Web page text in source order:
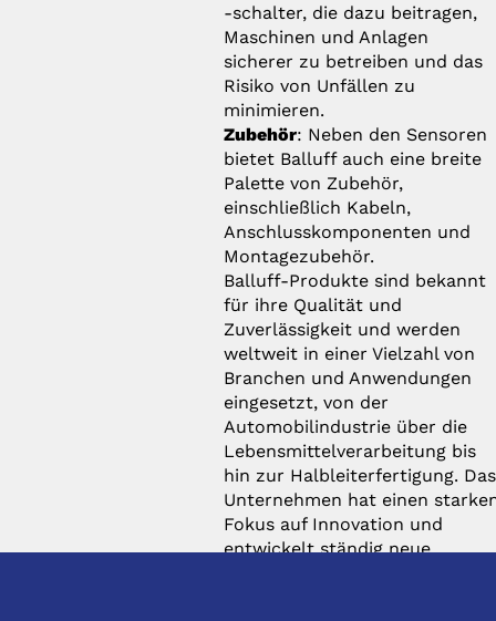
-schalter, die dazu beitragen,
Maschinen und Anlagen
sicherer zu betreiben und das
Risiko von Unfällen zu
minimieren.
Zubehör: Neben den Sensoren
bietet Balluff auch eine breite
Palette von Zubehör,
einschließlich Kabeln,
Anschlusskomponenten und
Montagezubehör.
Balluff-Produkte sind bekannt
für ihre Qualität und
Zuverlässigkeit und werden
weltweit in einer Vielzahl von
Branchen und Anwendungen
eingesetzt, von der
Automobilindustrie über die
Lebensmittelverarbeitung bis
hin zur Halbleiterfertigung. Das
Unternehmen hat einen
Fokus auf Innovation und
entwickelt ständig neue